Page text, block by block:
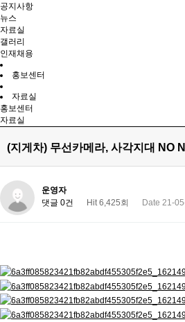
공지사항
뉴스
자료실
갤러리
인재채용
홍보센터
자료실
홍보센터
자료실
(지게차) 무선카메라, 사각지대 NO
운영자
댓글 0건
Hit 6,425회 Date 21-